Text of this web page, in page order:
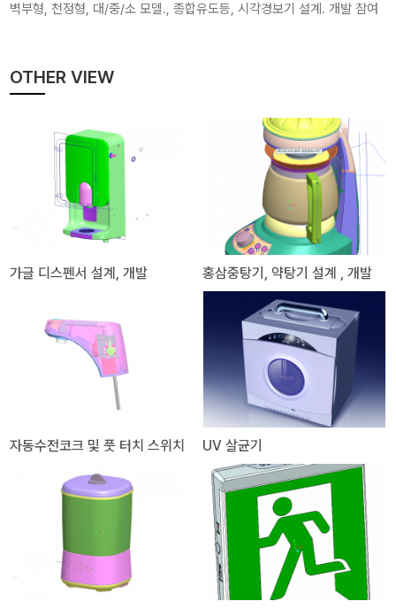
벽부형, 천정형, 대/중/소 모델., 종합유도등, 시각경보기 설계. 개발 참여
OTHER VIEW
가글 디스펜서 설계, 개발 홍삼중탕기, 약탕기 설계 , 개발
자동수전코크 및 풋 터치 스위치 UV 살균기